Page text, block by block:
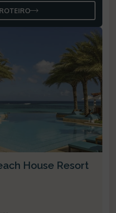
House Resort